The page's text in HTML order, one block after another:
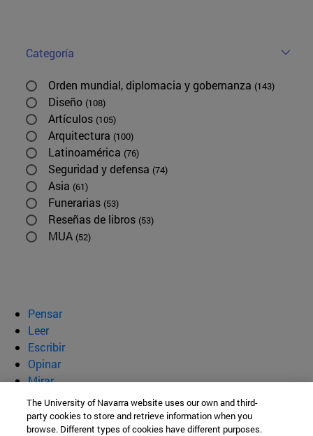
Categoría
Orden mundial, diplomacia y gobernanza (143)
Diseño (108)
Artículos (105)
Arquitectura (100)
Latinoamérica (76)
Seguridad y defensa (74)
Asia (61)
Funerarias (53)
Reseñas de libros (53)
MUA (52)
Pensar
Leer
Escribir
Opinar
Mirar
Quiénes somos
BeBrave
The University of Navarra website uses our own and third-
party cookies to store and retrieve information when you
browse. Different types of cookies have different purposes.